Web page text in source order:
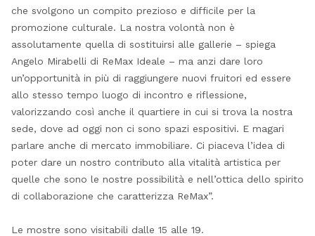
che svolgono un compito prezioso e difficile per la
promozione culturale. La nostra volontà non è
assolutamente quella di sostituirsi alle gallerie – spiega
Angelo Mirabelli di ReMax Ideale – ma anzi dare loro
un’opportunità in più di raggiungere nuovi fruitori ed essere
allo stesso tempo luogo di incontro e riflessione,
valorizzando così anche il quartiere in cui si trova la nostra
sede, dove ad oggi non ci sono spazi espositivi. E magari
parlare anche di mercato immobiliare. Ci piaceva l’idea di
poter dare un nostro contributo alla vitalità artistica per
quelle che sono le nostre possibilità e nell’ottica dello spirito
di collaborazione che caratterizza ReMax”.
Le mostre sono visitabili dalle 15 alle 19.